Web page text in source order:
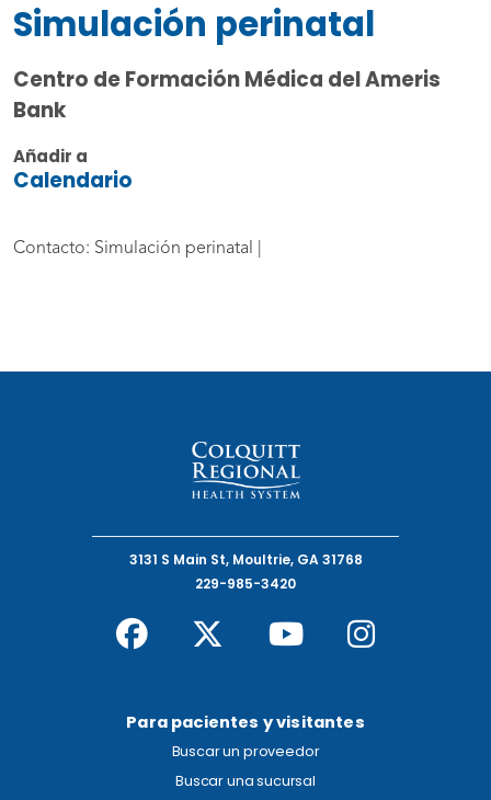
Simulación perinatal
Centro de Formación Médica del Ameris
Bank
Añadir a
Calendario
Contacto: Simulación perinatal |
3131 S Main St, Moultrie, GA 31768
229-985-3420
Para pacientes y visitantes
Buscar un proveedor
Buscar una sucursal